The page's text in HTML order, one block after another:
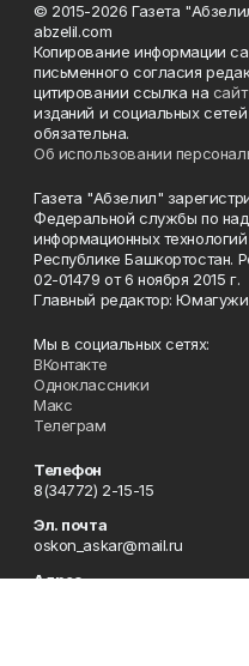
© 2015-2026 Газета
abzelil.com
Копирование информации
письменного согласия
цитировании ссылка на сайт
изданий и социальных
обязательна.
Об использовании
Газета "Абзелил"
Федеральной службы по
информационных
Республике Башкортостан.
02-01479 от 6 ноября 2015 г.
Главный редактор:
Мы в социальных сетях:
ВКонтакте
Одноклассники
Макс
Телеграм
Телефон
8(34772) 2-15-15
Эл. почта
oskon_askar@mail.ru
Адрес